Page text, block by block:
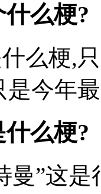
么梗?
么梗,
是今年
么梗?
曼”这